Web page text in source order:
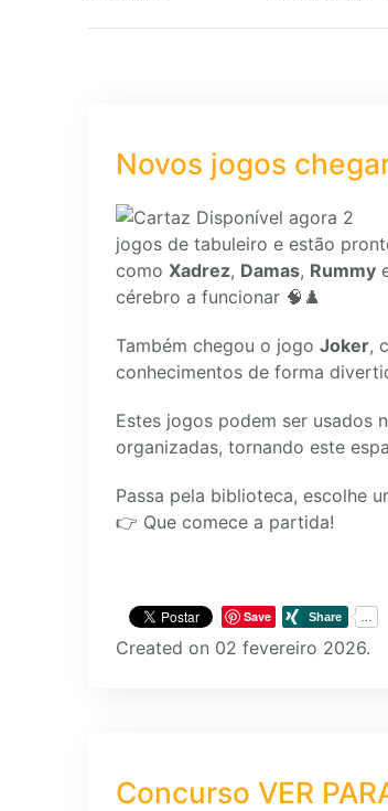
Novos jogos
jogos de tabuleiro e estão
como Xadrez, Damas, Rummy
cérebro a funcionar 🧠♟️
Também chegou o jogo Joker,
conhecimentos de forma
Estes jogos podem ser usados
organizadas, tornando este
Passa pela biblioteca, escolhe
👉 Que comece a partida!
Save
Created on 02 fevereiro 2026.
Concurso VER